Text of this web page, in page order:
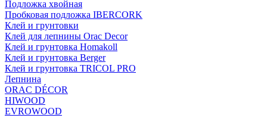
Подложка хвойная
Пробковая подложка IBERCORK
Клей и грунтовки
Клей для лепнины Orac Decor
Клей и грунтовка Homakoll
Клей и грунтовка Berger
Клей и грунтовка TRICOL PRO
Лепнина
ORAC DÉCOR
HIWOOD
EVROWOOD